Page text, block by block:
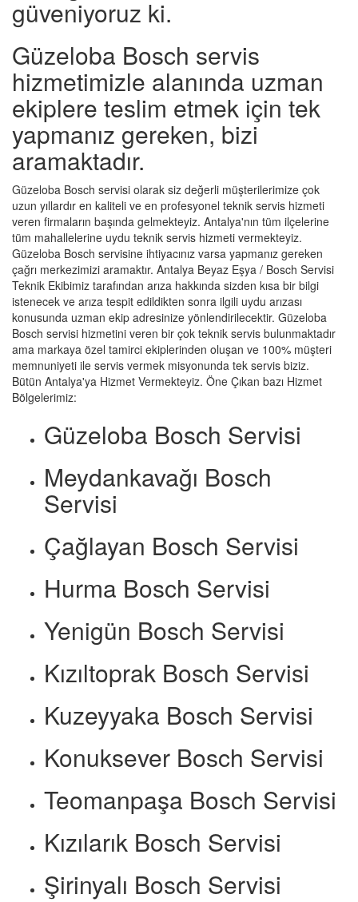
güveniyoruz ki.
Güzeloba Bosch servis
hizmetimizle alanında uzman
ekiplere teslim etmek için tek
yapmanız gereken, bizi
aramaktadır.
Güzeloba Bosch servisi olarak siz değerli müşterilerimize çok
uzun yıllardır en kaliteli ve en profesyonel teknik servis hizmeti
veren firmaların başında gelmekteyiz. Antalya'nın tüm ilçelerine
tüm mahallelerine uydu teknik servis hizmeti vermekteyiz.
Güzeloba Bosch servisine ihtiyacınız varsa yapmanız gereken
çağrı merkezimizi aramaktır. Antalya Beyaz Eşya / Bosch Servisi
Teknik Ekibimiz tarafından arıza hakkında sizden kısa bir bilgi
istenecek ve arıza tespit edildikten sonra ilgili uydu arızası
konusunda uzman ekip adresinize yönlendirilecektir. Güzeloba
Bosch servisi hizmetini veren bir çok teknik servis bulunmaktadır
ama markaya özel tamirci ekiplerinden oluşan ve 100% müşteri
memnuniyeti ile servis vermek misyonunda tek servis biziz.
Bütün Antalya'ya Hizmet Vermekteyiz. Öne Çıkan bazı Hizmet
Bölgelerimiz:
Güzeloba Bosch Servisi
Meydankavağı Bosch
Servisi
Çağlayan Bosch Servisi
Hurma Bosch Servisi
Yenigün Bosch Servisi
Kızıltoprak Bosch Servisi
Kuzeyyaka Bosch Servisi
Konuksever Bosch Servisi
Teomanpaşa Bosch Servisi
Kızılarık Bosch Servisi
Şirinyalı Bosch Servisi